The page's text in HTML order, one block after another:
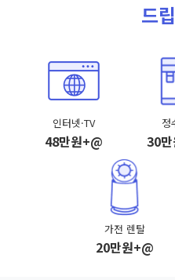
드
인터넷·TV
48만원+@
정
30
가전 렌탈
20만원+@